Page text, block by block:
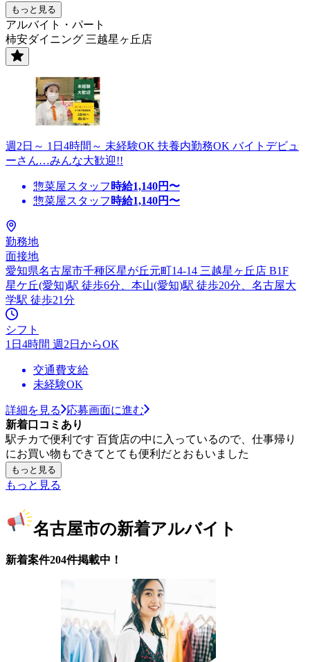
もっと見る
アルバイト・パート
柿安ダイニング 三越星ヶ丘店
週2日～ 1日4時間～ 未経験OK 扶養内勤務OK バイトデビュ
ーさん…みんな大歓迎!!
惣菜屋スタッフ 時給1,140円〜
惣菜屋スタッフ 時給1,140円〜
勤務地
面接地
愛知県名古屋市千種区星が丘元町14-14 三越星ヶ丘店 B1F
星ケ丘(愛知)駅 徒歩6分、本山(愛知)駅 徒歩20分、名古屋大
学駅 徒歩21分
シフト
1日4時間 週2日からOK
交通費支給
未経験OK
詳細を見る
応募画面に進む
新着口コミあり
駅チカで便利です 百貨店の中に入っているので、仕事帰り
にお買い物もできてとても便利だとおもいました
もっと見る
もっと見る
名古屋市の新着アルバイト
新着案件204件掲載中！